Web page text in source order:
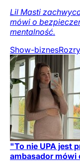
Lil Masti
mówi o
mentalność.
Show-biznes
"To nie UPA jest
ambasador mówi